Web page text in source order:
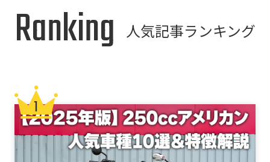
Ranking 人気記事ランキング